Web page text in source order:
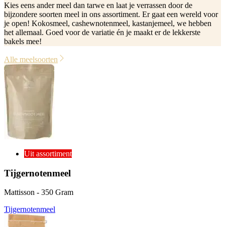
Kies eens ander meel dan tarwe en laat je verrassen door de
bijzondere soorten meel in ons assortiment. Er gaat een wereld voor
je open! Kokosmeel, cashewnotenmeel, kastanjemeel, we hebben
het allemaal. Goed voor de variatie én je maakt er de lekkerste
bakels mee!
Alle meelsoorten
Uit assortiment
Tijgernotenmeel
Mattisson - 350 Gram
Tijgernotenmeel